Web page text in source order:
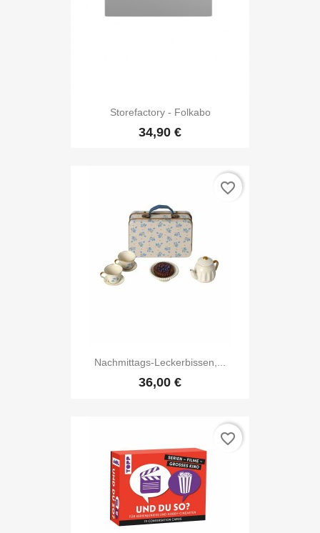
Storefactory - Folkabo
34,90 €
Nachmittags-Leckerbissen,...
36,00 €
favorite_border
favorite_border